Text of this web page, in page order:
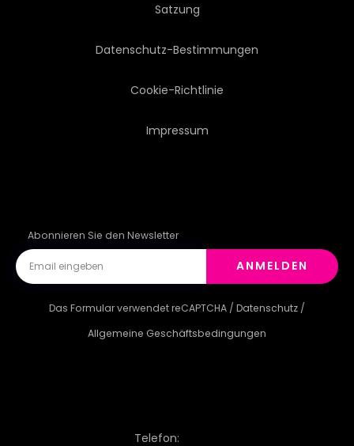
Satzung
Datenschutz-Bestimmungen
Cookie-Richtlinie
Impressum
Abonnieren Sie den Newsletter
ANMELDEN
Das Formular verwendet reCAPTCHA / Datenschutz /
Allgemeine Geschäftsbedingungen
Telefon: